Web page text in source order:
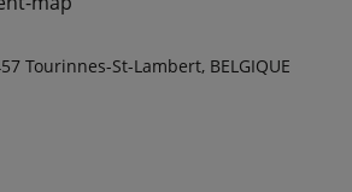
Tourinnes-St-Lambert, BELGIQUE